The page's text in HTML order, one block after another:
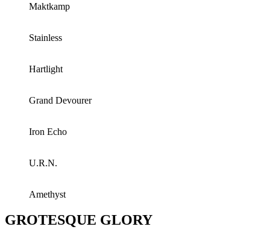
Maktkamp
Stainless
Hartlight
Grand Devourer
Iron Echo
U.R.N.
Amethyst
GROTESQUE GLORY